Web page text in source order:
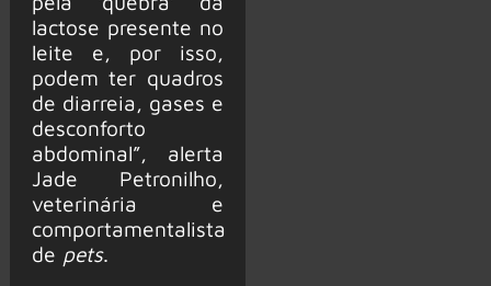
lactose presente no
leite e, por isso,
podem ter quadros
de diarreia, gases e
desconforto
abdominal”, alerta
Jade Petronilho,
veterinária e
comportamentalista
de pets.